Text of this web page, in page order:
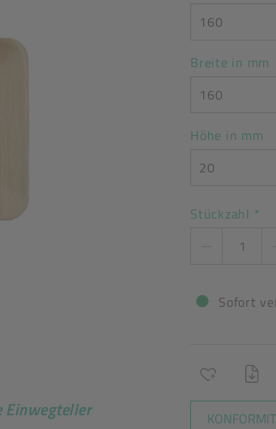
Einwegteller
160
Breite in mm
160
Höhe in mm
20
Stückzahl *
Sofort